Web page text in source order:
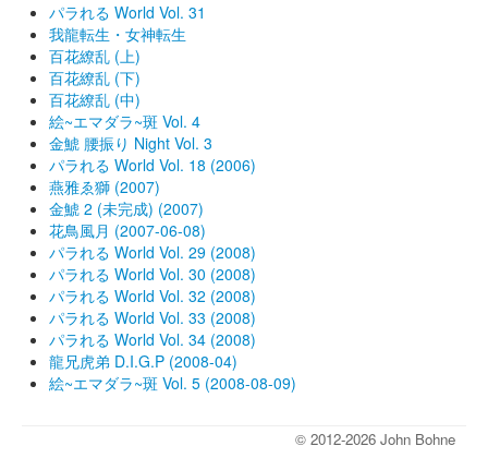
パラれる World Vol. 31
我龍転生・女神転生
百花繚乱 (上)
百花繚乱 (下)
百花繚乱 (中)
絵~エマダラ~斑 Vol. 4
金鯱 腰振り Night Vol. 3
パラれる World Vol. 18 (2006)
燕雅ゑ獅 (2007)
金鯱 2 (未完成) (2007)
花鳥風月 (2007-06-08)
パラれる World Vol. 29 (2008)
パラれる World Vol. 30 (2008)
パラれる World Vol. 32 (2008)
パラれる World Vol. 33 (2008)
パラれる World Vol. 34 (2008)
龍兄虎弟 D.I.G.P (2008-04)
絵~エマダラ~斑 Vol. 5 (2008-08-09)
© 2012-2026 John Bohne